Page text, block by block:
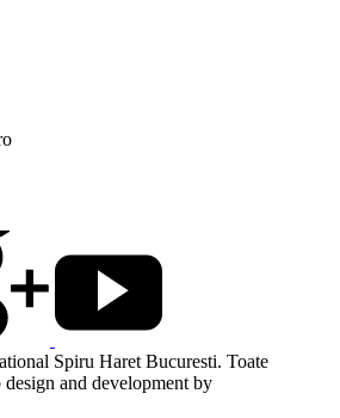
Spiru Haret Bucuresti. Toate
design and development by